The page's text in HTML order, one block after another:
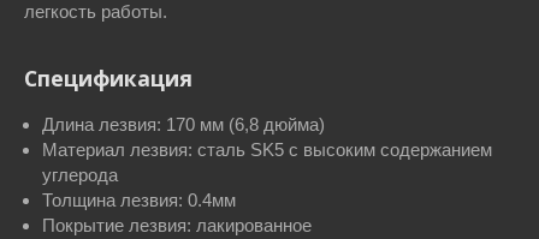
легкость работы.
Спецификация
Длина лезвия: 170 мм (6,8 дюйма)
Материал лезвия: сталь SK5 с высоким содержанием
углерода
Толщина лезвия: 0.4мм
Покрытие лезвия: лакированное